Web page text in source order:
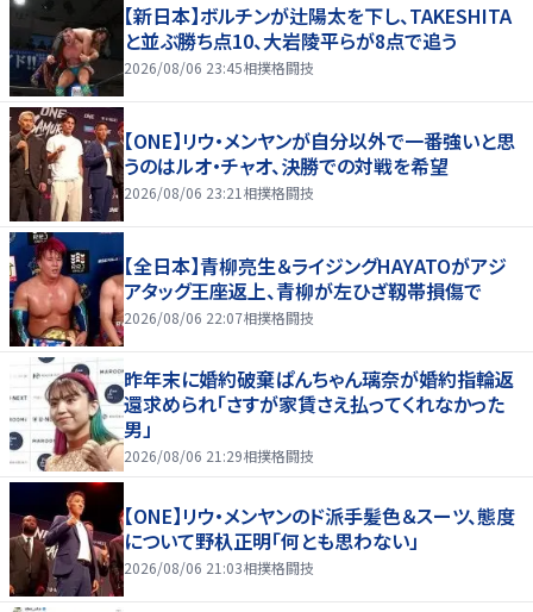
【新日本】ボルチンが辻陽太を下し、TAKESHITA
と並ぶ勝ち点10、大岩陵平らが8点で追う
2026/08/06 23:45相撲格闘技
【ONE】リウ・メンヤンが自分以外で一番強いと思
うのはルオ・チャオ、決勝での対戦を希望
2026/08/06 23:21 相撲格闘技
【全日本】青柳亮生＆ライジングHAYATOがアジ
アタッグ王座返上、青柳が左ひざ靱帯損傷で
2026/08/06 22:07相撲格闘技
昨年末に婚約破棄ぱんちゃん璃奈が婚約指輪返
還求められ「さすが家賃さえ払ってくれなかった
男」
2026/08/06 21:29相撲格闘技
【ONE】リウ・メンヤンのド派手髪色＆スーツ、態度
について野杁正明「何とも思わない」
2026/08/06 21:03相撲格闘技